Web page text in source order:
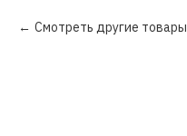
Смотреть другие товары